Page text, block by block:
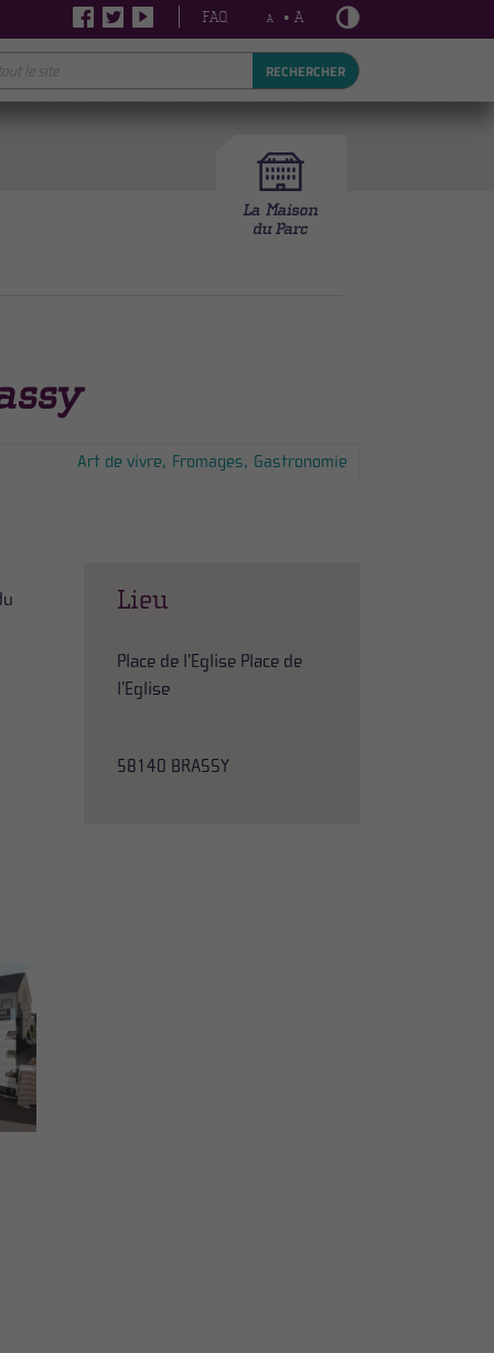
FAQ A • A
RECHERCHER
Art de vivre Fromages Gastronomie
Lieu
Place de l’Eglise Place de
l’Eglise
58140 BRASSY